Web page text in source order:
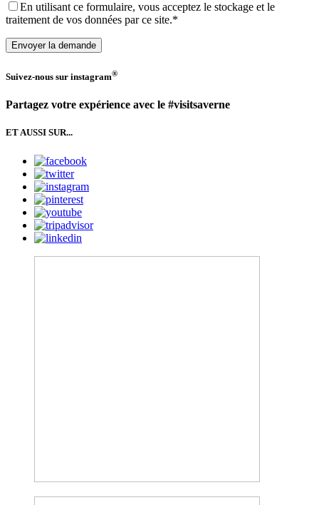
En utilisant ce formulaire, vous acceptez le stockage et le
traitement de vos données par ce site.*
Suivez-nous sur instagram®
Partagez votre expérience avec le #visitsaverne
ET AUSSI SUR...